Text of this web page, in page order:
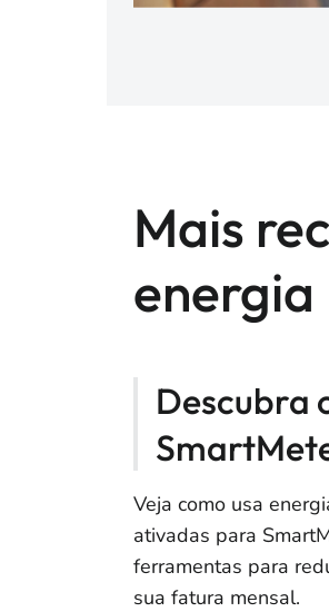
Mais
energia
Descubra
Veja como usa
ativadas para
ferramentas para
sua fatura mensal.